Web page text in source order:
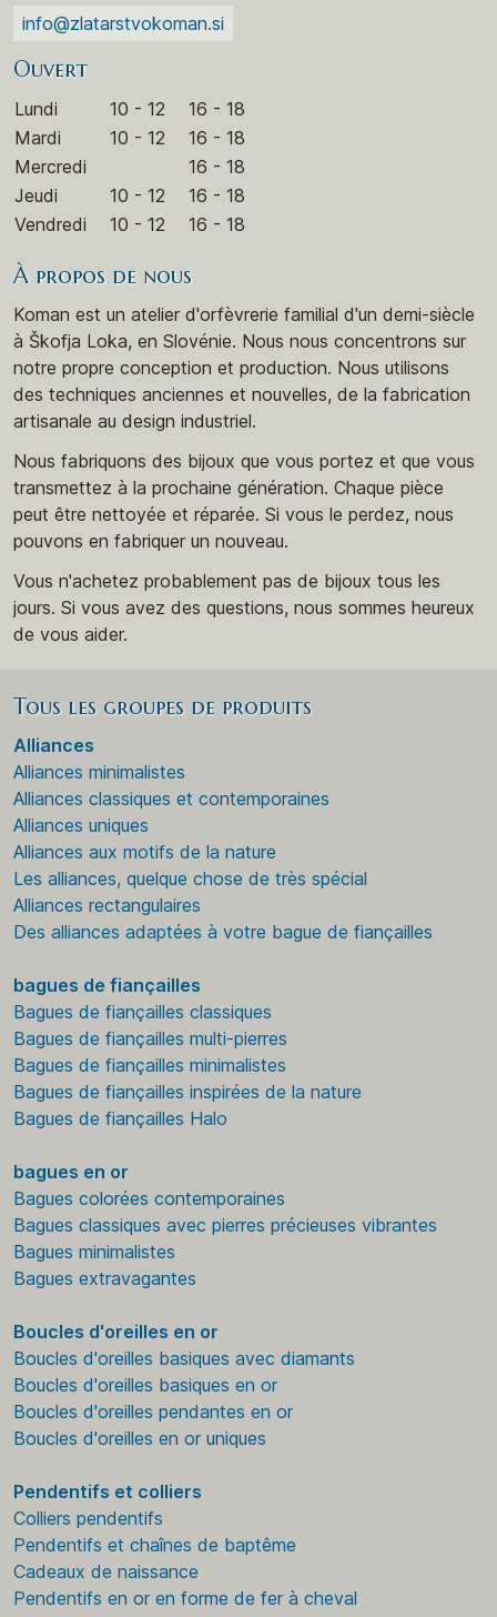
info@zlatarstvokoman.si
Ouvert
Lundi 10 - 12
16 - 18
Mardi
10 - 12
16 - 18
Mercredi
16 - 18
Jeudi
10 - 12
16 - 18
Vendredi
10 - 12 16 - 18
À propos de nous
Koman est un atelier d'orfèvrerie familial d'un demi-siècle
à Škofja Loka, en Slovénie. Nous nous concentrons sur
notre propre conception et production. Nous utilisons
des techniques anciennes et nouvelles, de la fabrication
artisanale au design industriel.
Nous fabriquons des bijoux que vous portez et que vous
transmettez à la prochaine génération. Chaque pièce
peut être nettoyée et réparée. Si vous le perdez, nous
pouvons en fabriquer un nouveau.
Vous n'achetez probablement pas de bijoux tous les
jours. Si vous avez des questions, nous sommes heureux
de vous aider.
Tous les groupes de produits
Alliances
Alliances minimalistes
Alliances classiques et contemporaines
Alliances uniques
Alliances aux motifs de la nature
Les alliances, quelque chose de très spécial
Alliances rectangulaires
Des alliances adaptées à votre bague de fiançailles
bagues de fiançailles
Bagues de fiançailles classiques
Bagues de fiançailles multi-pierres
Bagues de fiançailles minimalistes
Bagues de fiançailles inspirées de la nature
Bagues de fiançailles Halo
bagues en or
Bagues colorées contemporaines
Bagues classiques avec pierres précieuses vibrantes
Bagues minimalistes
Bagues extravagantes
Boucles d'oreilles en or
Boucles d'oreilles basiques avec diamants
Boucles d'oreilles basiques en or
Boucles d'oreilles pendantes en or
Boucles d'oreilles en or uniques
Pendentifs et colliers
Colliers pendentifs
Pendentifs et chaînes de baptême
Cadeaux de naissance
Pendentifs en or en forme de fer à cheval